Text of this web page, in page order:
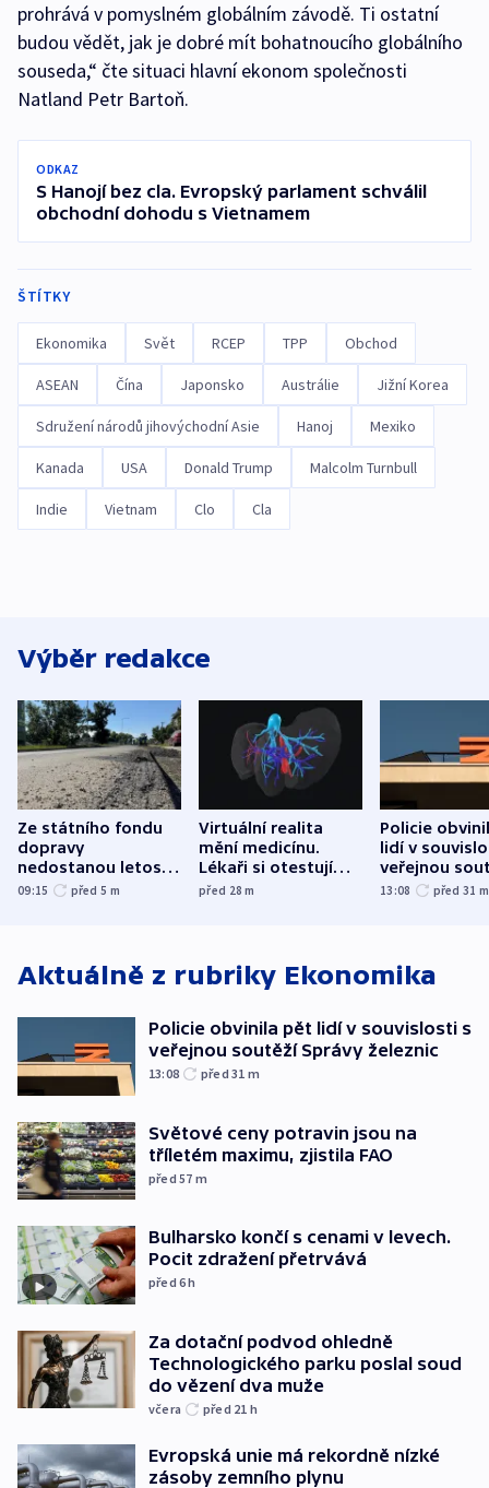
prohrává v pomyslném globálním závodě. Ti ostatní
budou vědět, jak je dobré mít bohatnoucího globálního
souseda,“ čte situaci hlavní ekonom společnosti
Natland Petr Bartoň.
ODKAZ
S Hanojí bez cla. Evropský parlament schválil
obchodní dohodu s Vietnamem
ŠTÍTKY
Ekonomika Svět RCEP TPP Obchod
ASEAN Čína Japonsko Austrálie Jižní Korea
Sdružení národů jihovýchodní Asie Hanoj Mexiko
Kanada USA Donald Trump Malcolm Turnbull
Indie Vietnam Clo Cla
Výběr redakce
Ze státního fondu
dopravy
nedostanou letos
kraje na silnice ani
09:15 před 5 m
Virtuální realita
mění medicínu.
Lékaři si otestují
každý řez, říká
před 28m
Policie
lidí v
veřejnou
Správy
13:08 před 31 m
Aktuálně z rubriky Ekonomika
Policie obvinila pět lidí v souvislosti s
veřejnou soutěží Správy železnic
13:08 před 31 m
Světové ceny potravin jsou na
tříletém maximu, zjistila FAO
před 57 m
Bulharsko končí s cenami v levech.
Pocit zdražení přetrvává
před 6h
Za dotační podvod ohledně
Technologického parku poslal soud
do vězení dva muže
včera před 21 h
Evropská unie má rekordně nízké
zásoby zemního plynu